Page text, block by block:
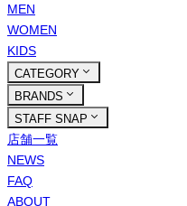
MEN
WOMEN
KIDS
CATEGORY
BRANDS
STAFF SNAP
店舗一覧
NEWS
FAQ
ABOUT